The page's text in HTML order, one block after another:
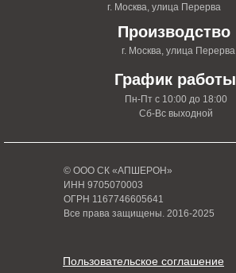
© ООО СК «АПШЕРОН»
ИНН 9705070003
ОГРН 1167746605641
Все права защищены. 2016-2025
Пользовательское соглашение
г. Москва, улица Перерва
График работы
Пн-Пт с 10:00 до 18:00
Сб-Вс выходной
Производство
г. Москва, улица Перерва